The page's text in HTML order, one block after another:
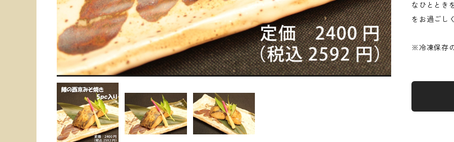
なひととき
をお過ごし
※冷凍保存